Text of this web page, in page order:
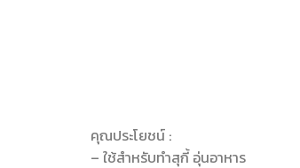
คุณประโยชน์ :
– ใช้สำหรับทำสุกี้ อุ่นอาหาร